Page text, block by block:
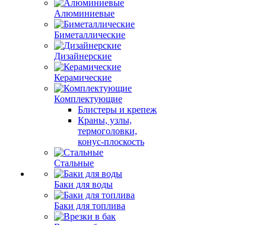
Алюминиевые
Биметаллические
Дизайнерские
Керамические
Комплектующие
Блистеры и крепеж
Краны, узлы,
термоголовки,
конус-плоскость
Стальные
Баки для воды
Баки для топлива